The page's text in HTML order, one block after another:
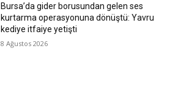
Bursa’da gider borusundan gelen ses
kurtarma operasyonuna dönüştü: Yavru
kediye itfaiye yetişti
8 Ağustos 2026